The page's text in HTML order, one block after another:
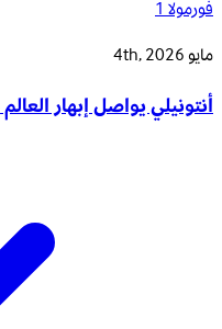
فورمولا 1
مايو 4th, 2026
أنتونيلي يواصل إبهار